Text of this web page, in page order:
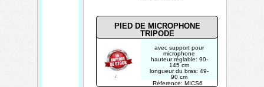
avec support pour
microphone
hauteur réglable: 90-
145 cm
longueur du bras: 49-
90 cm
poids: 1.6 kg
PIED DE MICROPHONE
TRIPODE
Réference: MICS6